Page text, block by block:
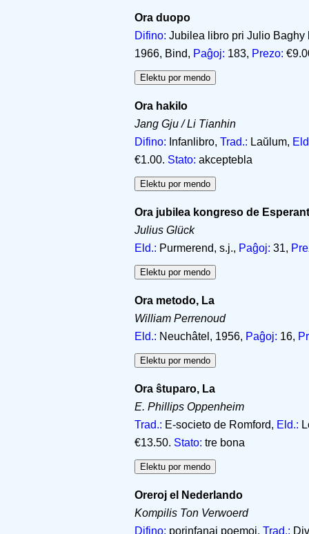
Ora duopo
Difino: Jubilea libro pri Julio
1966, Bind, Paĝoj: 183, Prezo:
Ora hakilo
Jang Gju / Li Tianhin
Difino: Infanlibro, Trad.: Laŭlum,
€1.00. Stato: akceptebla
Ora jubilea kongreso de
Julius Glück
Eld.: Purmerend, s.j., Paĝoj: 31,
Ora metodo, La
William Perrenoud
Eld.: Neuchâtel, 1956, Paĝoj: 16,
Ora ŝtuparo, La
E. Phillips Oppenheim
Trad.: E-societo de Romford, Eld.:
€13.50. Stato: tre bona
Oreroj el Nederlando
Kompilis Ton Verwoerd
Difino: porinfanaj poemoj, Trad.: